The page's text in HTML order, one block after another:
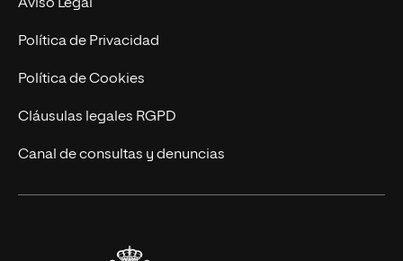
Postgrados
Cursos Universitarios
Trabaja en UNIR
Actualidad
UNIR Revista
Eventos
Aviso Legal
Política de Privacidad
Política de Cookies
Cláusulas legales RGPD
Canal de consultas y denuncias